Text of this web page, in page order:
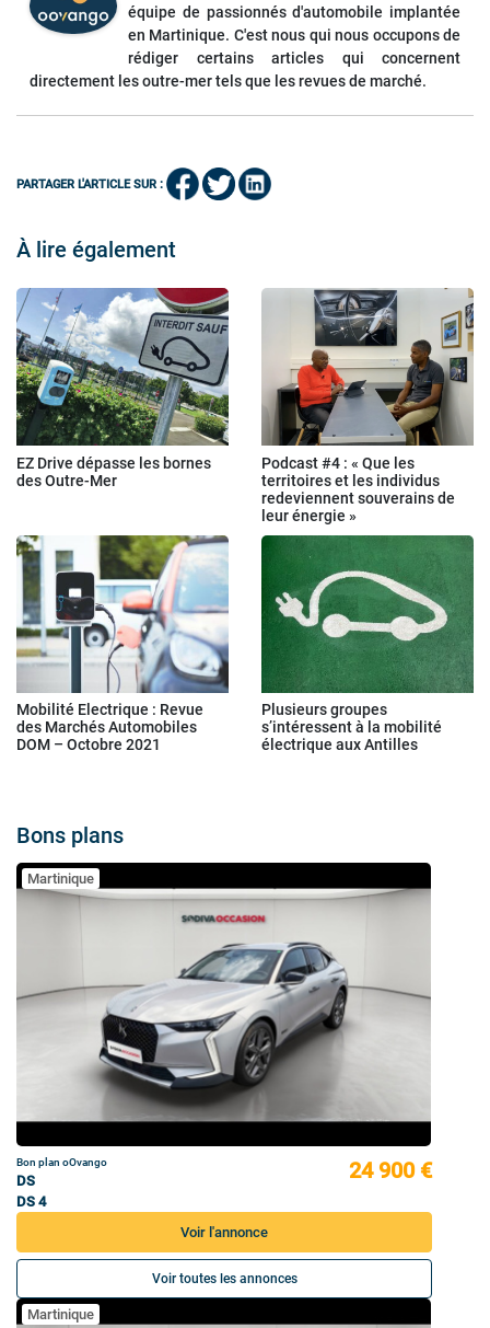
équipe de passionnés d'automobile implantée
en Martinique. C'est nous qui nous occupons de
rédiger certains articles qui concernent
directement les outre-mer tels que les revues de marché.
PARTAGER L'ARTICLE SUR :
À lire également
EZ Drive dépasse les bornes
des Outre-Mer
Podcast #4 : « Que les
territoires et les individus
redeviennent souverains de
leur énergie »
Mobilité Electrique : Revue
des Marchés Automobiles
DOM – Octobre 2021
Plusieurs groupes
s’intéressent à la mobilité
électrique aux Antilles
Bons plans
Martinique
Bon plan oOvango
DS
DS 4
24 900 €
Voir l'annonce
Voir toutes les annonces
Martinique